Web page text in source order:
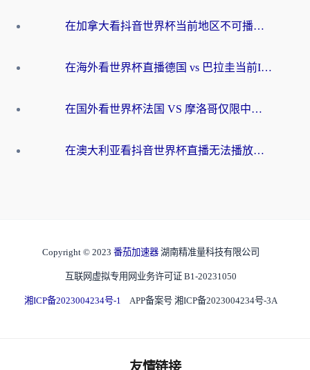
在加拿大看抖音世界杯当前地区不可播放？海外党体育观赛终极指南
在海外看世界杯直播德国 vs 巴拉圭当前IP受限制？这篇指南帮你轻松解决地区限制
在国外看世界杯法国 VS 摩洛哥仅限中国大陆？别让地域限制拦下你的欢呼
在澳大利亚看抖音世界杯直播无法播放？海外党体育观赛终极指南来了！
Copyright © 2023 番茄加速器 湖南精准量科技有限公司
互联网虚拟专用网业务许可证 B1-20231050
湘ICP备2023004234号-1 APP备案号 湘ICP备2023004234号-3A